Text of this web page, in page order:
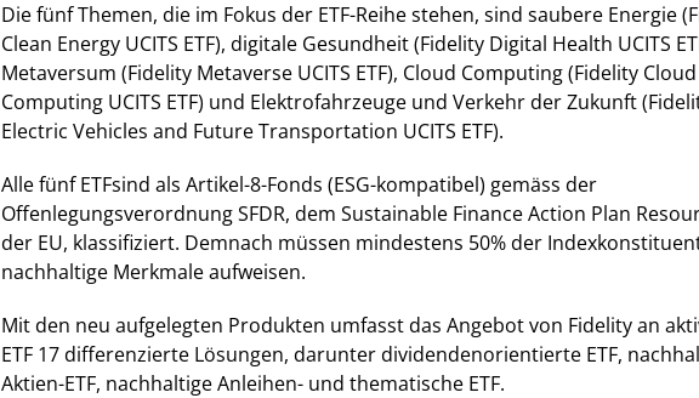
Die fünf Themen, die im Fokus der ETF-Reihe stehen, sind saubere Energie
Clean Energy UCITS ETF), digitale Gesundheit (Fidelity Digital Health UCITS
Metaversum (Fidelity Metaverse UCITS ETF), Cloud Computing (Fidelity Cloud
Computing UCITS ETF) und Elektrofahrzeuge und Verkehr der Zukunft
Electric Vehicles and Future Transportation UCITS ETF).
Alle fünf ETFsind als Artikel-8-Fonds (ESG-kompatibel) gemäss der
Offenlegungsverordnung SFDR, dem Sustainable Finance Action Plan
der EU, klassifiziert. Demnach müssen mindestens 50% der
nachhaltige Merkmale aufweisen.
Mit den neu aufgelegten Produkten umfasst das Angebot von Fidelity an
ETF 17 differenzierte Lösungen, darunter dividendenorientierte ETF,
Aktien-ETF, nachhaltige Anleihen- und thematische ETF.